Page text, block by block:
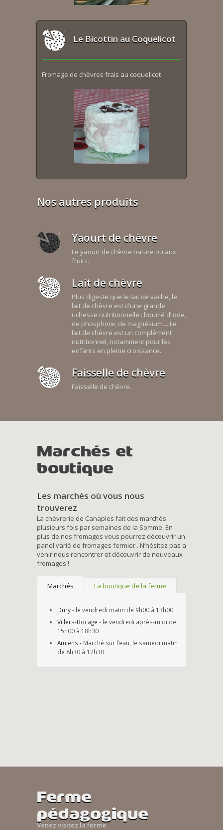
Le Bicottin au Coquelicot
Fromage de chèvres frais au coquelicot
Nos autres produits
Yaourt de chèvre
Le yaourt de chèvre nature ou aux
fruits.
Lait de chèvre
Plus digeste que le lait de vache, le
lait de chèvre est d’une grande
richesse nutritionnelle : bourré d’iode,
de phosphore, de magnésium… Le
lait de chèvre est un complément
nutritionnel, notamment pour les
enfants en pleine croissance.
Faisselle de chèvre
Faisselle de chèvre.
Marchés et
boutique
Les marchés où vous nous
trouverez
La chèvrerie de Canaples fait des marchés
plusieurs fois par semaines de la Somme. En
plus de nos fromages vous pourrez découvrir un
panel varié de fromages fermier . N’hésitez pas a
venir nous rencontrer et découvrir de nouveaux
fromages !
Marchés La boutique de la ferme
Dury- le vendredi matin de 9h00 à 13h00
Villers-Bocage - le vendredi après-midi de
15h00 à 18h30
Amiens - Marché sur l’eau, le samedi matin
de 8h30 à 12h30
Ferme
pédagogique
Venez visitez la ferme